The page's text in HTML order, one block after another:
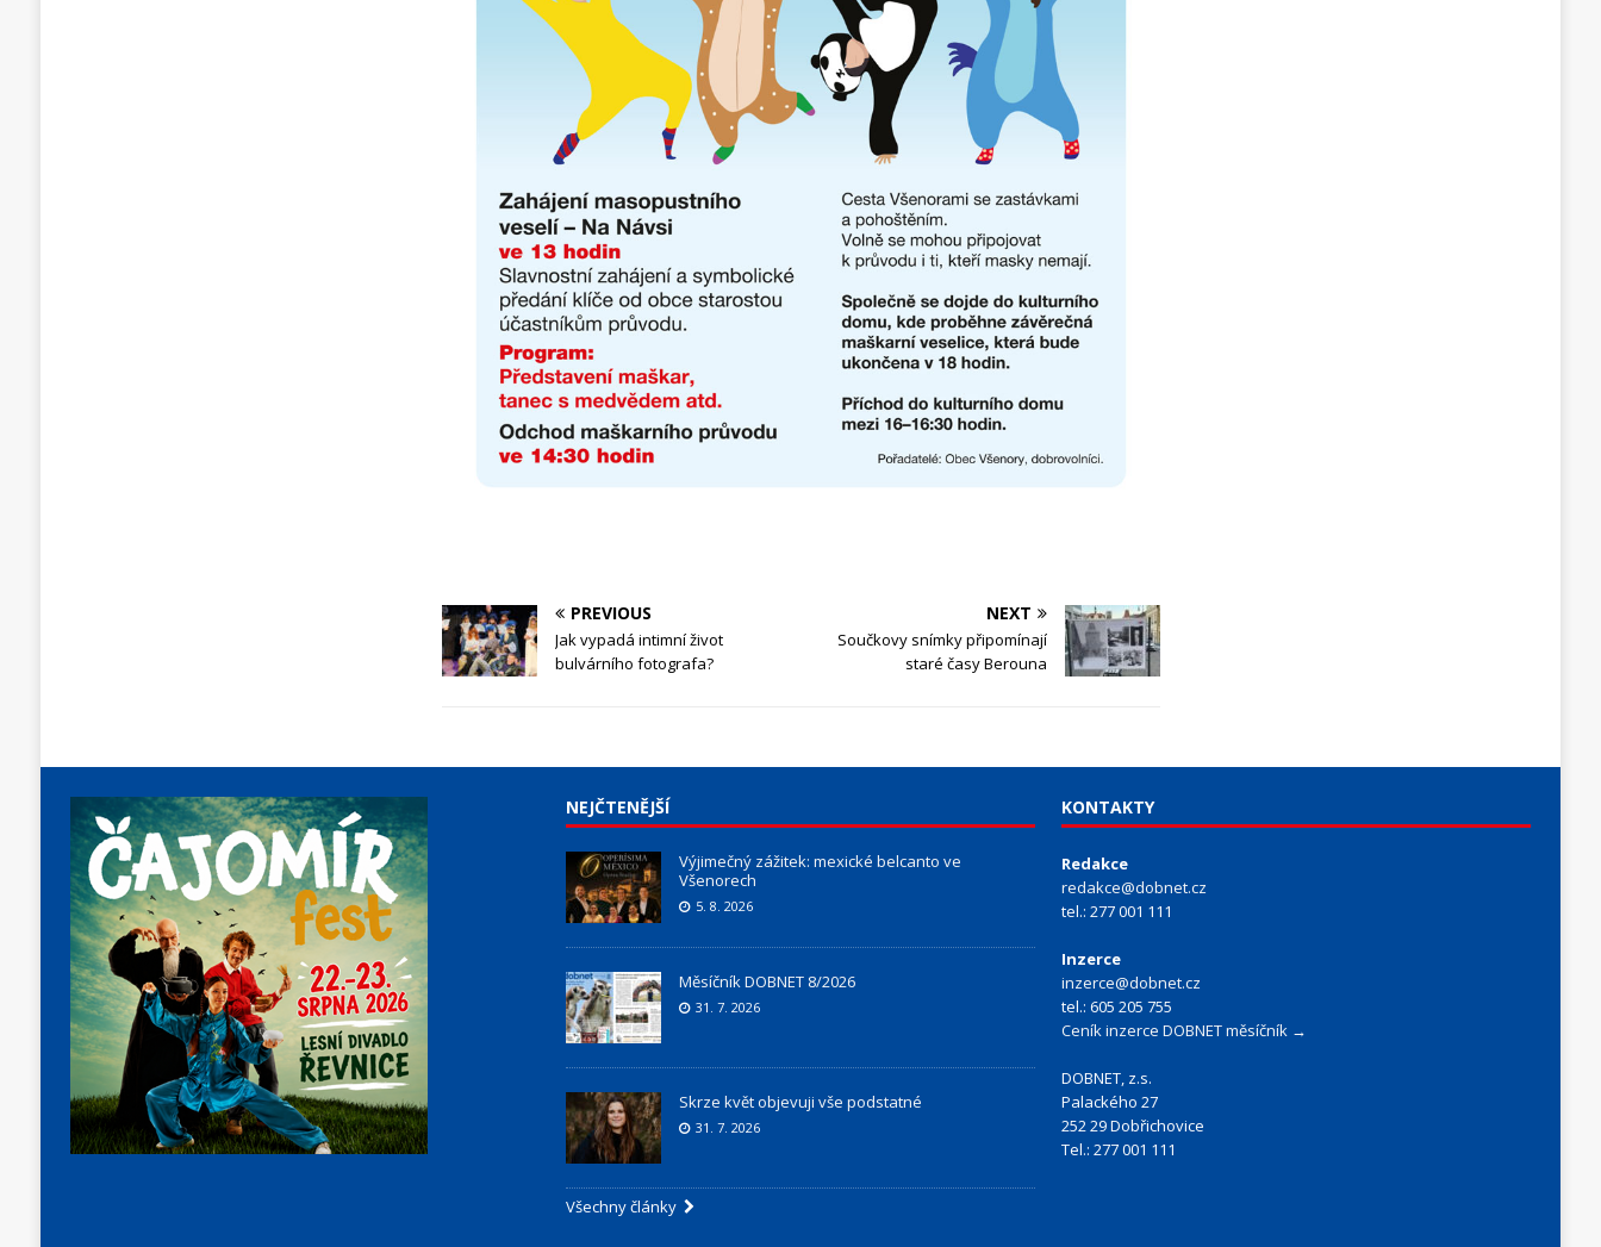
PREVIOUS
Jak vypadá intimní život
bulvárního fotografa?
NEXT
Součkovy snímky připomínají
staré časy Berouna
NEJČTENĚJŠÍ
Výjimečný zážitek: mexické belcanto ve
Všenorech
5. 8. 2026
Měsíčník DOBNET 8/2026
31. 7. 2026
Skrze květ objevuji vše podstatné
31. 7. 2026
Všechny články
KONTAKTY
Redakce
redakce@dobnet.cz
tel.: 277 001 111
Inzerce
inzerce@dobnet.cz
tel.: 605 205 755
Ceník inzerce DOBNET měsíčník →
DOBNET, z.s.
Palackého 27
252 29 Dobřichovice
Tel.: 277 001 111